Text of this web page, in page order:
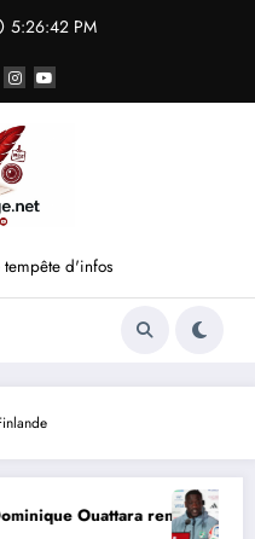
5:26:42 PM
d'infos
Ouattara renforce le